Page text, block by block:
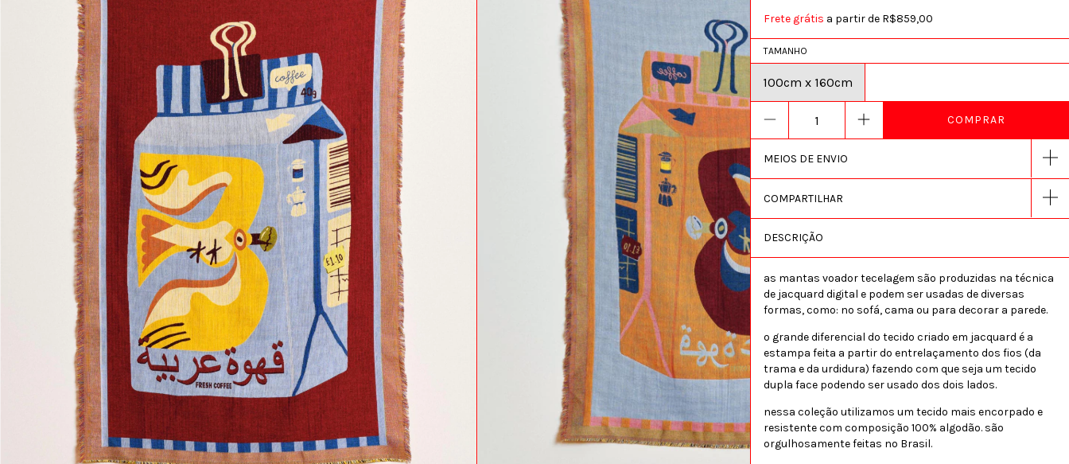
Frete grátis a partir de R$859,00
TAMANHO
100cm x 160cm
MEIOS DE ENVIO
COMPARTILHAR
DESCRIÇÃO
as mantas voador tecelagem são produzidas na técnica
de jacquard digital e podem ser usadas de diversas
formas, como: ​​no sofá, cama ou para decorar a parede.
o grande diferencial do tecido criado em jacquard é a
estampa feita a partir do entrelaçamento dos fios (da
trama e da urdidura) fazendo com que seja um tecido
dupla face podendo ser usado dos dois lados.
nessa coleção utilizamos um tecido mais encorpado e
resistente com composição 100% algodão. são
orgulhosamente feitas no Brasil.